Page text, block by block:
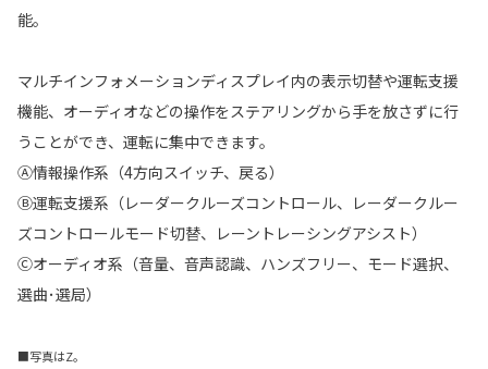
能。
マルチインフォメーションディスプレイ内の表示切替や運転支援
機能、オーディオなどの操作をステアリングから手を放さずに行
うことができ、運転に集中できます。
Ⓐ情報操作系（4方向スイッチ、戻る）
Ⓑ運転支援系（レーダークルーズコントロール、レーダークルー
ズコントロールモード切替、レーントレーシングアシスト）
Ⓒオーディオ系（音量、音声認識、ハンズフリー、モード選択、
選曲･選局）
■写真はZ。